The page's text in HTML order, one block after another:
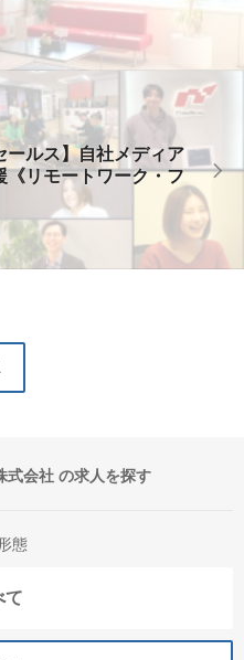
ールス】自社メディア
《リモートワーク・フ
式会社 の求人を探す
態
て